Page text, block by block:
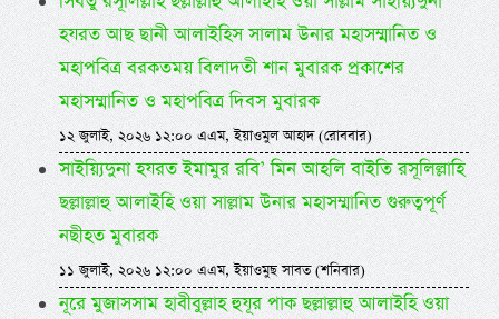
হযরত আছ ছানী আলাইহিস সালাম উনার মহাসম্মানিত ও
মহাপবিত্র বরকতময় বিলাদতী শান মুবারক প্রকাশের
মহাসম্মানিত ও মহাপবিত্র দিবস মুবারক
১২ জুলাই, ২০২৬ ১২:০০ এএম, ইয়াওমুল আহাদ (রোববার)
সাইয়্যিদুনা হযরত ইমামুর রবি’ মিন আহলি বাইতি রসূলিল্লাহি
ছল্লাল্লাহু আলাইহি ওয়া সাল্লাম উনার মহাসম্মানিত গুরুত্বপূর্ণ
নছীহত মুবারক
১১ জুলাই, ২০২৬ ১২:০০ এএম, ইয়াওমুছ সাবত (শনিবার)
নূরে মুজাসসাম হাবীবুল্লাহ হুযূর পাক ছল্লাল্লাহু আলাইহি ওয়া